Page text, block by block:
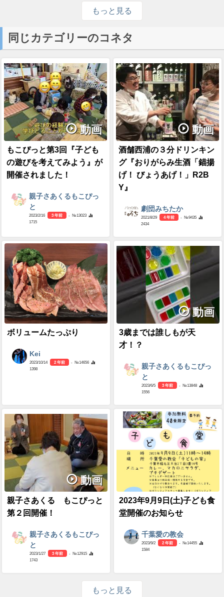
もっと見る
同じカテゴリーのコネタ
動画
もこぴっと第3回『子ども
の遊びを考えてみよう』が
開催されました！
親子さあくるもこぴっ
と
2023/2/16 3 年前
- №13023
1715
動画
酒舗西浦の３分ドリンキン
グ『おりがらみ生酒「錨揚
げ！ びょうあげ！」R2B
Y』
劇団みちたか
2021/8/29 4 年前
- №9435
2434
ボリュームたっぷり
Kei
2023/10/14 2 年前
- №14656
1398
動画
3歳までは誰しもが天
才！？
親子さあくるもこぴっ
と
2023/6/5 3 年前
- №13848
1556
動画
親子さあくる もこぴっと
第２回開催！
親子さあくるもこぴっ
と
2023/1/27 3 年前
- №12915
1743
2023年9月9日(土)子ども食
堂開催のお知らせ
千葉愛の教会
2023/9/2 2 年前
- №14455
1584
もっと見る